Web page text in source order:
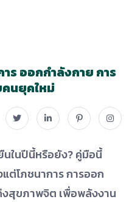
ร ออกกำลังกาย การ
นยุคใหม่
ในปีนี้หรือยัง? คู่มือนี้
ต่โภชนาการ การออก
สุขภาพจิต เพื่อพลังงาน